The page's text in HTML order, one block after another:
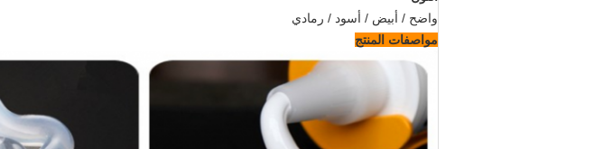
واضح / أبيض / أسود / رمادي
مواصفات المنتج